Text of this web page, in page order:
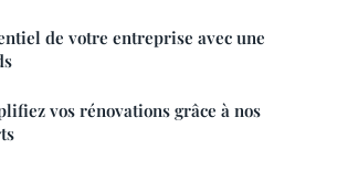
de votre entreprise avec une
vos rénovations grâce à nos